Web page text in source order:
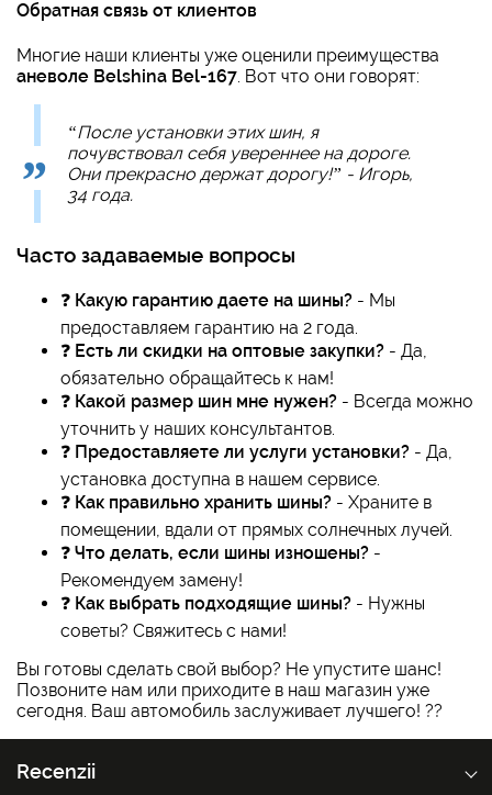
Обратная связь от клиентов
Многие наши клиенты уже оценили преимущества
аневоле Belshina Bel-167 . Вот что они говорят:
“После установки этих шин, я
почувствовал себя увереннее на дороге.
Они прекрасно держат дорогу!” - Игорь,
34 года.
Часто задаваемые вопросы
❓ Какую гарантию даете на шины? - Мы
предоставляем гарантию на 2 года.
❓ Есть ли скидки на оптовые закупки? - Да,
обязательно обращайтесь к нам!
❓ Какой размер шин мне нужен? - Всегда можно
уточнить у наших консультантов.
❓ Предоставляете ли услуги установки? - Да,
установка доступна в нашем сервисе.
❓ Как правильно хранить шины? - Храните в
помещении, вдали от прямых солнечных лучей.
❓ Что делать, если шины изношены? -
Рекомендуем замену!
❓ Как выбрать подходящие шины? - Нужны
советы? Свяжитесь с нами!
Вы готовы сделать свой выбор? Не упустите шанс!
Позвоните нам или приходите в наш магазин уже
сегодня. Ваш автомобиль заслуживает лучшего! ??
Recenzii